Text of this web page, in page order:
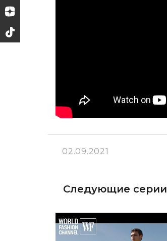
02.09.2021
Следующие серии